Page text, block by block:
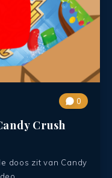
0
Crush
doos zit van Candy